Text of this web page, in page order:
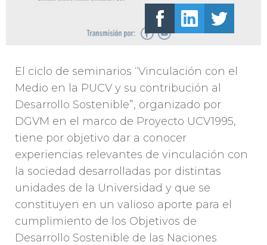
El ciclo de seminarios “Vinculación con el
Medio en la PUCV y su contribución al
Desarrollo Sostenible”, organizado por
DGVM en el marco de Proyecto UCV1995,
tiene por objetivo dar a conocer
experiencias relevantes de vinculación con
la sociedad desarrolladas por distintas
unidades de la Universidad y que se
constituyen en un valioso aporte para el
cumplimiento de los Objetivos de
Desarrollo Sostenible de las Naciones